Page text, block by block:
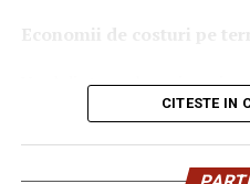
catalizatoare
sisteme Start-Stop.
Economii de costuri pe
Unul dintre cele mai mari
închiriere toalete
termen lung, aceasta este
CITESTE IN